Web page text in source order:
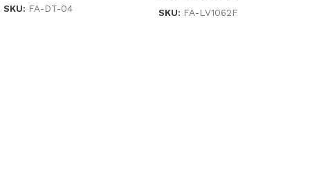
SKU: FA-DT-04 SKU: FA-LV1062F